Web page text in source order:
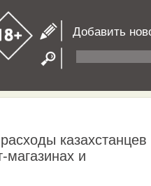
Добавить
казахстанцев
магазинах и